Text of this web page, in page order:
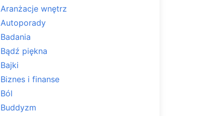
Aranżacje wnętrz
Autoporady
Badania
Bądź piękna
Bajki
Biznes i finanse
Ból
Buddyzm